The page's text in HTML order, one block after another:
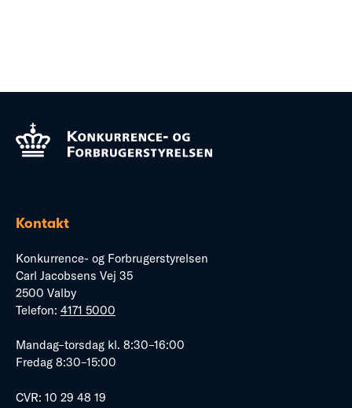
Kontakt
Konkurrence- og Forbrugerstyrelsen
Carl Jacobsens Vej 35
2500 Valby
Telefon: 4171 5000
Mandag–torsdag kl. 8:30–16:00
Fredag 8:30–15:00
CVR: 10 29 48 19